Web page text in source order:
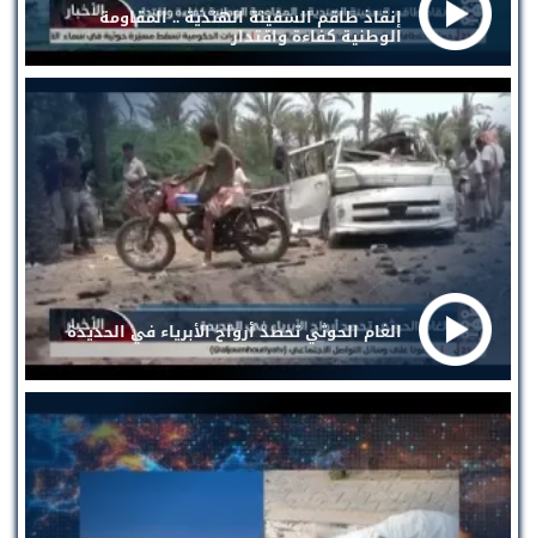
إنقاذ طاقم السفينة الهندية .. المقاومة
الوطنية كفاءة واقتدار
الغام الحوثي تحصد أرواح الأبرياء في الحديدة